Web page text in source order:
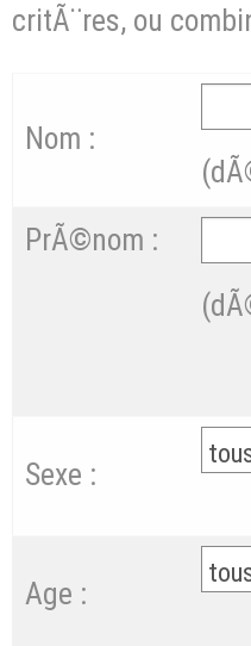
critÃ¨res, ou
Nom :
PrÃ©nom :
Sexe :
Age :